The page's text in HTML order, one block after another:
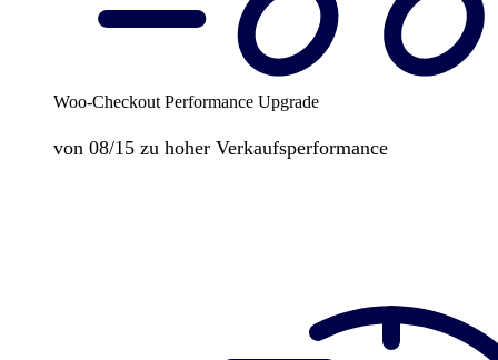
Woo-Checkout Performance Upgrade
von 08/15 zu hoher Verkaufsperformance